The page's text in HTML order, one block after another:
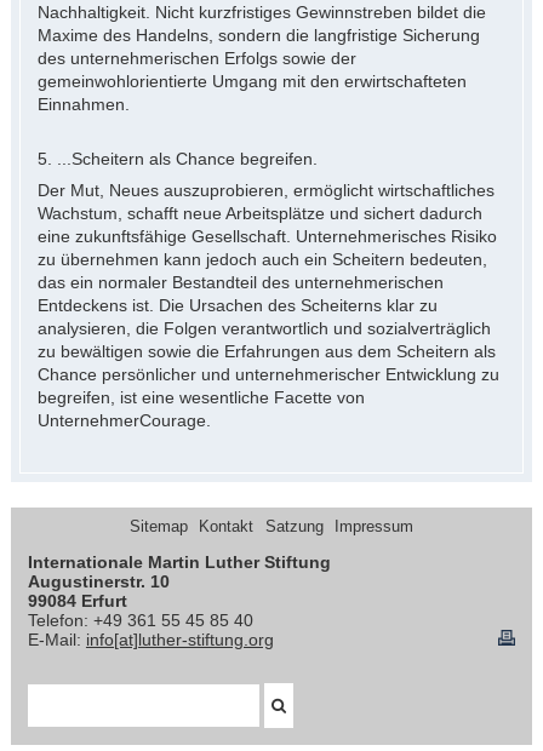
Nachhaltigkeit. Nicht kurzfristiges Gewinnstreben bildet die
Maxime des Handelns, sondern die langfristige Sicherung
des unternehmerischen Erfolgs sowie der
gemeinwohlorientierte Umgang mit den erwirtschafteten
Einnahmen.
5. ...Scheitern als Chance begreifen.
Der Mut, Neues auszuprobieren, ermöglicht wirtschaftliches
Wachstum, schafft neue Arbeitsplätze und sichert dadurch
eine zukunftsfähige Gesellschaft. Unternehmerisches Risiko
zu übernehmen kann jedoch auch ein Scheitern bedeuten,
das ein normaler Bestandteil des unternehmerischen
Entdeckens ist. Die Ursachen des Scheiterns klar zu
analysieren, die Folgen verantwortlich und sozialverträglich
zu bewältigen sowie die Erfahrungen aus dem Scheitern als
Chance persönlicher und unternehmerischer Entwicklung zu
begreifen, ist eine wesentliche Facette von
UnternehmerCourage.
Sitemap Kontakt Satzung Impressum
Internationale Martin Luther Stiftung
Augustinerstr. 10
99084 Erfurt
Telefon: +49 361 55 45 85 40
E-Mail: info[at]luther-stiftung.org